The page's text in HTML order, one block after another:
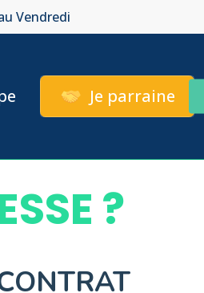
Vendredi
Je parraine
?